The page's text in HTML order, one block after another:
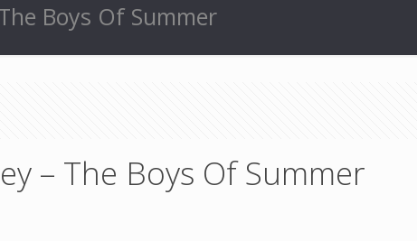
Boys Of Summer
– The Boys Of Summer